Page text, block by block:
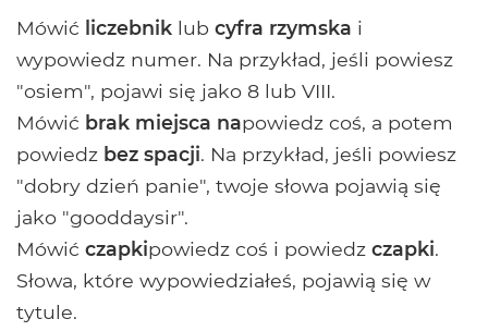
Mówić liczebnik lub cyfra rzymska i
wypowiedz numer. Na przykład, jeśli powiesz
"osiem", pojawi się jako 8 lub VIII.
Mówić brak miejsca napowiedz coś, a potem
powiedz bez spacji. Na przykład, jeśli powiesz
"dobry dzień panie", twoje słowa pojawią się
jako "gooddaysir".
Mówić czapkipowiedz coś i powiedz czapki.
Słowa, które wypowiedziałeś, pojawią się w
tytule.